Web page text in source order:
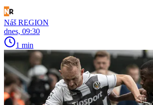
Náš REGION
dnes, 09:30
1 min